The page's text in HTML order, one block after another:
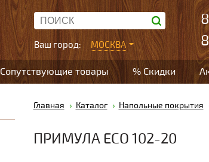
Ваш город: МОСКВА
Сопутствующие товары % Скидки
Главная Каталог Напольные покрытия
ПРИМУЛА ECO 102-20